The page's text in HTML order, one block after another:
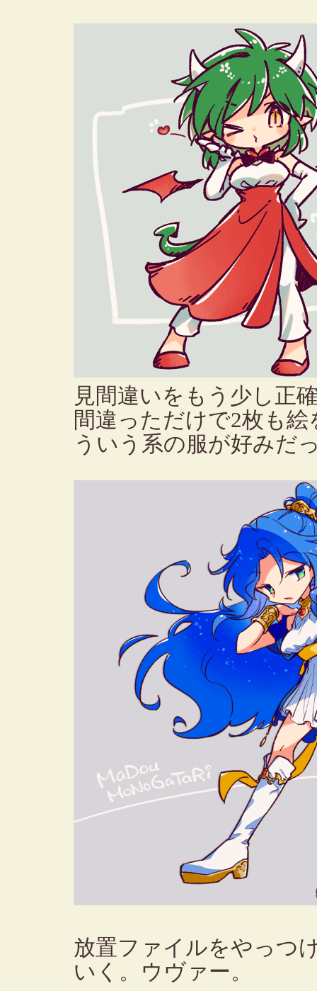
見間違いをもう少し正
間違っただけで2枚も
ういう系の服が好みだ
放置ファイルをやっつ
いく。ウヴァー。